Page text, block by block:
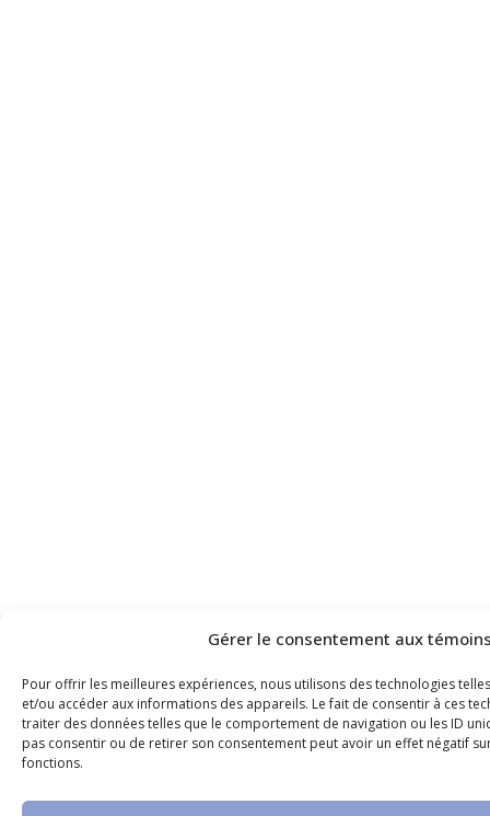
Gérer le consentement aux
Pour offrir les meilleures expériences, nous utilisons des technologies
et/ou accéder aux informations des appareils. Le fait de consentir à ces
traiter des données telles que le comportement de navigation ou les ID
pas consentir ou de retirer son consentement peut avoir un effet négatif
fonctions.